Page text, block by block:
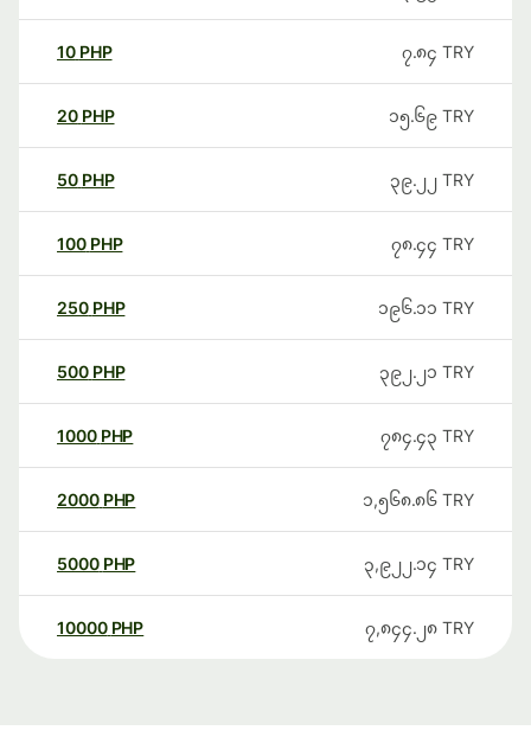
10 PHP ၇.၈၄ TRY
20 PHP ၁၅.၆၉ TRY
50 PHP ၃၉.၂၂ TRY
100 PHP ၇၈.၄၄ TRY
250 PHP ၁၉၆.၁၁ TRY
500 PHP ၃၉၂.၂၁ TRY
1000 PHP ၇၈၄.၄၃ TRY
2000 PHP ၁,၅၆၈.၈၆ TRY
5000 PHP ၃,၉၂၂.၁၄ TRY
10000 PHP ၇,၈၄၄.၂၈ TRY